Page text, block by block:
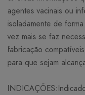
agentes vacinais ou
isoladamente de
vez mais se faz
fabricação
para que sejam